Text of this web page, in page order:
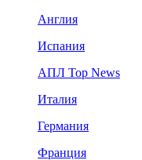
Англия
Испания
АПЛ Top News
Италия
Германия
Франция